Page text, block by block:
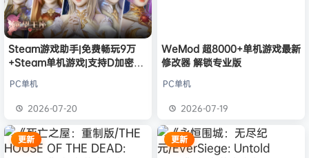
欢迎有*酱 加入本站
e******i 签到获取
欢迎Q*H 加入本站
8月6日
欢迎e******i 加入本站 8月6日
加入本站 39分钟前
3小时前
Steam游戏助手|免费畅玩9万
+Steam单机游戏|支持D加密以
PC单机
2026-07-20
WeMod 超8000+单机游戏最新
修改器 解锁专业版
PC单机
2026-07-19
更新 更新